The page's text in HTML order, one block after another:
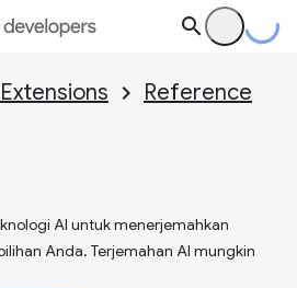
Reference
AI untuk menerjemahkan
Anda. Terjemahan AI mungkin